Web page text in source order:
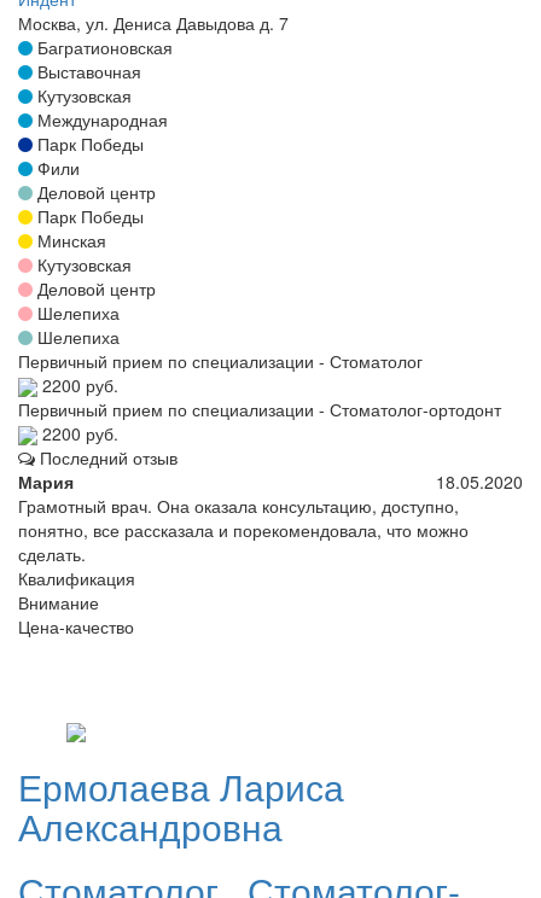
Москва, ул. Дениса Давыдова д. 7
Багратионовская
Выставочная
Кутузовская
Международная
Парк Победы
Фили
Деловой центр
Парк Победы
Минская
Кутузовская
Деловой центр
Шелепиха
Шелепиха
Первичный прием по специализации - Стоматолог
2200 руб.
Первичный прием по специализации - Стоматолог-ортодонт
2200 руб.
Последний отзыв
Мария
18.05.2020
Грамотный врач. Она оказала консультацию, доступно,
понятно, все рассказала и порекомендовала, что можно
сделать.
Квалификация
Внимание
Цена-качество
ЕрмолаеваЛариса
Александровна